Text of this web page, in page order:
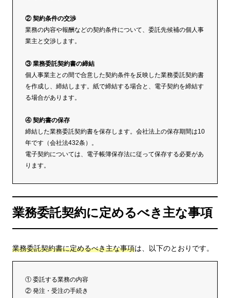
② 契約条件の交渉
業務の内容や報酬などの契約条件について、委託先候補の個人事
業主と交渉します。
③ 業務委託契約書の締結
個人事業主との間で合意した契約条件を反映した業務委託契約書
を作成し、締結します。紙で締結する場合と、電子契約を締結す
る場合があります。
④ 契約書の保存
締結した業務委託契約書を保存します。会社法上の保存期間は10
年です（会社法432条）。
電子契約については、電子帳簿保存法に従って保存する必要があ
ります。
業務委託契約に定めるべき主な事項
業務委託契約書に定めるべき主な事項は、以下のとおりです。
① 委託する業務の内容
② 発注・受注の手続き